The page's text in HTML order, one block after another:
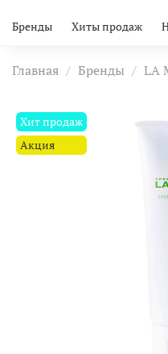
Бренды Хиты продаж
Главная Бренды LA
Хит продаж
Акция